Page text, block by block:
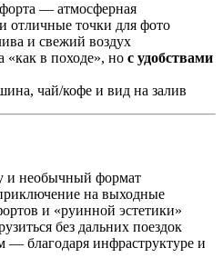
— атмосферная
отличные точки для фото
и свежий воздух
«как в походе», но с удобствами
чай/кофе и вид на залив
и необычный формат
на выходные
и «руинной эстетики»
без дальних поездок
благодаря инфраструктуре и